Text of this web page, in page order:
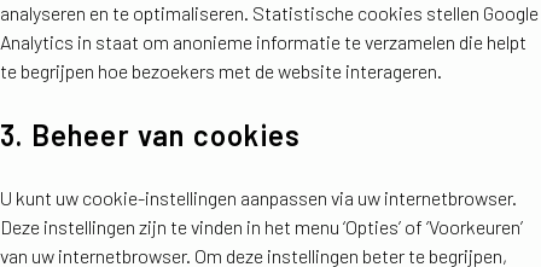
analyseren en te optimaliseren. Statistische cookies stellen Google
Analytics in staat om anonieme informatie te verzamelen die helpt
te begrijpen hoe bezoekers met de website interageren.
3. Beheer van cookies
U kunt uw cookie-instellingen aanpassen via uw internetbrowser.
Deze instellingen zijn te vinden in het menu ‘Opties’ of ‘Voorkeuren’
van uw internetbrowser. Om deze instellingen beter te begrijpen,